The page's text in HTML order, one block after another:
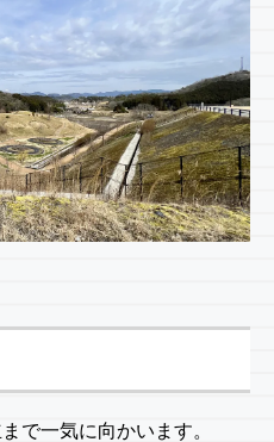
で一気に向かいます。